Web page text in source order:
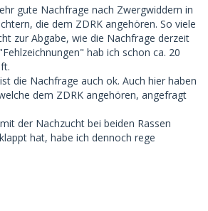
gute Nachfrage nach Zwergwiddern in
die dem ZDRK angehören. So viele
zur Abgabe, wie die Nachfrage derzeit
hab ich schon ca. 20
die Nachfrage auch ok. Auch hier haben
dem ZDRK angehören, angefragt
der Nachzucht bei beiden Rassen
hat, habe ich dennoch rege